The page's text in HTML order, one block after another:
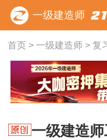
一级建造师
首页> 一级建造师> 复
一级建造